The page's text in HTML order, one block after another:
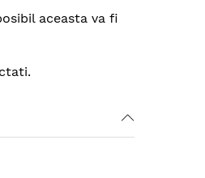
aceasta va fi